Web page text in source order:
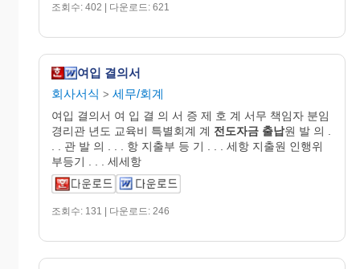
조회수: 402 | 다운로드: 621
여입 결의서
회사서식 > 세무/회계
여입 결의서 여 입 결 의 서 증 제 호 계 서무 책임자 분임
경리관 년도 교육비 특별회계 계 전도자금 출납원 발 의 .
. . 관 발 의 . . . 항 지출부 등 기 . . . 세항 지출원 인행위
부등기 . . . 세세항
조회수: 131 | 다운로드: 246